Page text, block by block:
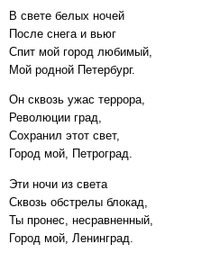
В свете белых ночей
После снега и вьюг
Спит мой город любимый,
Мой родной Петербург.
Он сквозь ужас террора,
Революции град,
Сохранил этот свет,
Город мой, Петроград.
Эти ночи из света
Сквозь обстрелы блокад,
Ты пронес, несравненный,
Город мой, Ленинград.